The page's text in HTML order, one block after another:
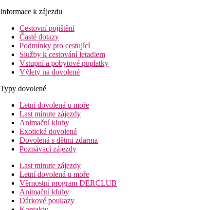
Informace k zájezdu
Cestovní pojištění
Časté dotazy
Podmínky pro cestující
Služby k cestování letadlem
Vstupní a pobytové poplatky
Výlety na dovolené
Typy dovolené
Letní dovolená u moře
Last minute zájezdy
Animační kluby
Exotická dovolená
Dovolená s dětmi zdarma
Poznávací zájezdy
Last minute zájezdy
Letní dovolená u moře
Věrnostní program DERCLUB
Animační kluby
Dárkové poukazy